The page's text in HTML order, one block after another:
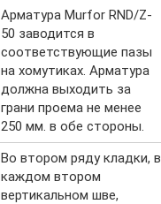
Арматура Murfor RND/Z-
50 заводится в
соответствующие пазы
на хомутиках. Арматура
должна выходить за
грани проема не менее
250 мм. в обе стороны.
Во втором ряду кладки, в
каждом втором
вертикальном шве,